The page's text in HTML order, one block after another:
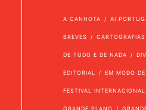
A CANHOTA AI
BREVES CARTOGRAFIAS
DE TUDO E DE NADA
EDITORIAL EM MODO
FESTIVAL
GRANDE PLANO